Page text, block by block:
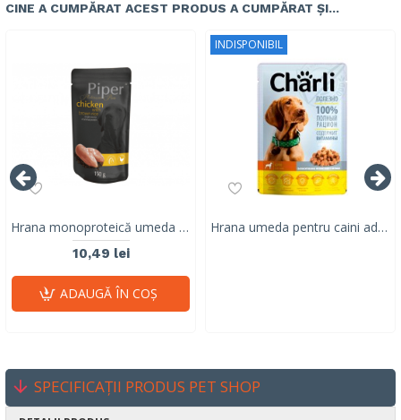
CINE A CUMPĂRAT ACEST PRODUS A CUMPĂRAT ȘI...
Hrana monoproteică umeda pentru caini adulti Piper Pure, pui & orez brun, 150g
10,49 lei
ADAUGĂ ÎN COŞ
INDISPONIBIL
Hrana umeda pentru caini adulti, CHARLI, pui, 100 G
SPECIFICAȚII PRODUS PET SHOP